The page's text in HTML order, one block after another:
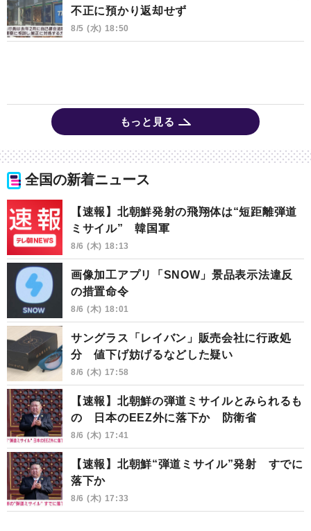
不正に預かり返却せず
8/5 (水) 18:50
もっと見る
全国の新着ニュース
【速報】北朝鮮発射の飛翔体は“短距離弾道
ミサイル” 韓国軍
8/6 (木) 18:13
画像加工アプリ「SNOW」景品表示法違反
の措置命令
8/6 (木) 18:01
サングラス「レイバン」販売会社に行政処
分 値下げ妨げるなどした疑い
8/6 (木) 17:58
【速報】北朝鮮の弾道ミサイルとみられるも
の 日本のEEZ外に落下か 防衛省
8/6 (木) 17:41
【速報】北朝鮮“弾道ミサイル”発射 すでに
落下か
8/6 (木) 17:33